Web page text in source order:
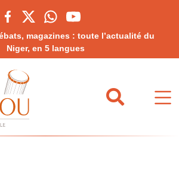
magazines : toute l’actualité du
Niger, en 5 langues